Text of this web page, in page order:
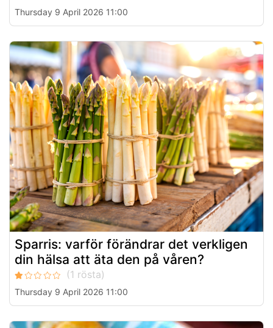
Thursday 9 April 2026 11:00
Sparris: varför förändrar det verkligen
din hälsa att äta den på våren?
Thursday 9 April 2026 11:00